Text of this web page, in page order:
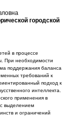
городской
в процессе
При необходимости
поддержания баланса
требований к
подход к
интеллекта.
применения в
с выделением
и ограничений